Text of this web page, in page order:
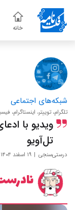
خانه
شبکه‌های اجتماعی
تلگرام، توییتر، اینستاگرام،
ویدیو با
تل‌آویو
درستی‌سنجی ۱۹ اسفند ۱۴۰۴